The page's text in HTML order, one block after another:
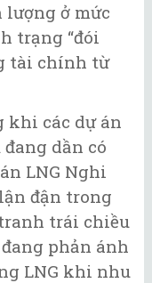
lượng ở mức
trạng “đói
tài chính từ
các dự án
dần có
LNG Nghi
đận trong
trái chiều
phản ánh
LNG khi nhu